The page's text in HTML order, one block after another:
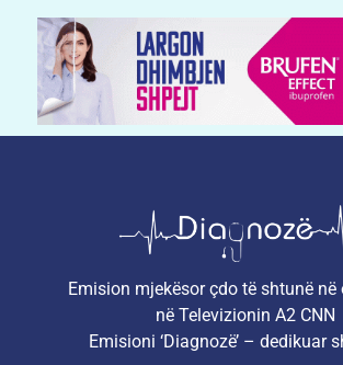
Emision mjekësor çdo të shtunë në
në Televizionin A2 CNN
Emisioni ‘Diagnozë’ – dedikuar